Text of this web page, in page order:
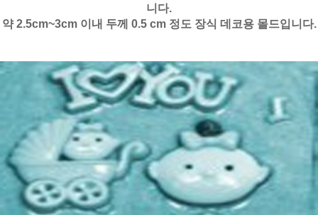
니다.
약 2.5cm~3cm 이내 두께 0.5 cm 정도 장식 데코용 몰드입니다.